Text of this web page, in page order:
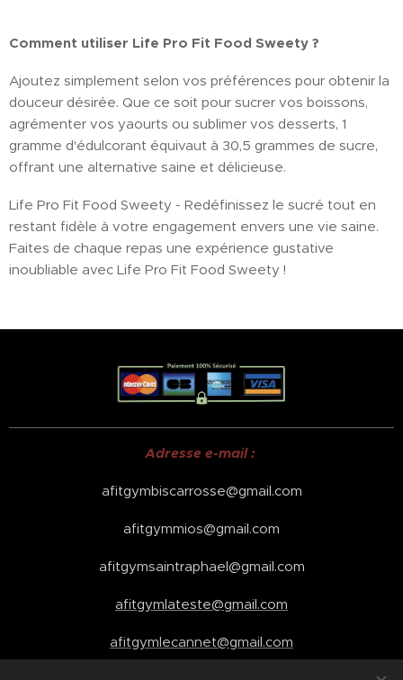
Comment utiliser Life Pro Fit Food Sweety ?
Ajoutez simplement selon vos préférences pour obtenir la
douceur désirée. Que ce soit pour sucrer vos boissons,
agrémenter vos yaourts ou sublimer vos desserts, 1
gramme d'édulcorant équivaut à 30,5 grammes de sucre,
offrant une alternative saine et délicieuse.
Life Pro Fit Food Sweety - Redéfinissez le sucré tout en
restant fidèle à votre engagement envers une vie saine.
Faites de chaque repas une expérience gustative
inoubliable avec Life Pro Fit Food Sweety !
Adresse e-mail :
afitgymbiscarrosse@gmail.com
afitgymmios@gmail.com
afitgymsaintraphael@gmail.com
afitgymlateste@gmail.com
afitgymlecannet@gmail.com